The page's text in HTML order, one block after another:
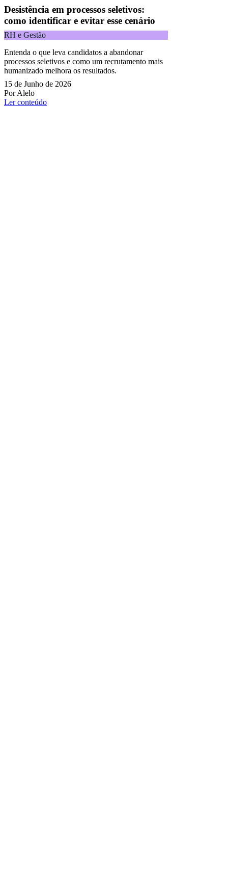
Desistência em processos seletivos:
como identificar e evitar esse cenário
RH e Gestão
Entenda o que leva candidatos a abandonar
processos seletivos e como um recrutamento mais
humanizado melhora os resultados.
15 de Junho de 2026
Por Alelo
Ler conteúdo